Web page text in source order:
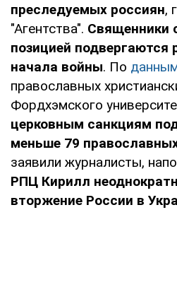
преследуемых россиян,
"Агентства". Священники
позицией подвергаются
начала войны. По
православных
Фордхэмского
церковным санкциям
меньше 79
заявили журналисты,
РПЦ Кирилл
вторжение России в